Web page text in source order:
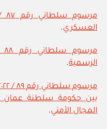
العسكري.
الرسمية.
بين حكومة سلطنة عمان
المجال الأمني.